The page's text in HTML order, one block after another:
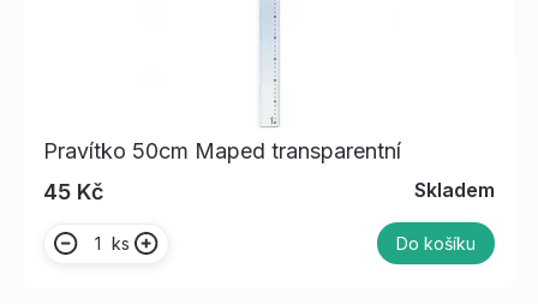
Pravítko 50cm Maped transparentní
45 Kč
Skladem
ks Do košíku